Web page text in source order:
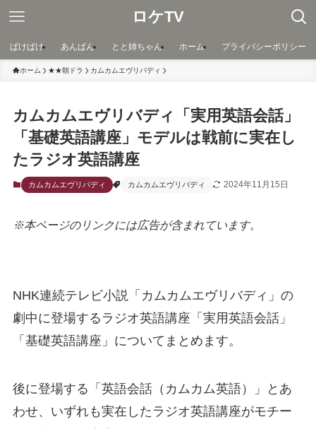
ロケTV
ばけばけ あんぱん とと姉ちゃん ホーム プライバシーポリシー
ホーム ★★朝ドラ カムカムエヴリバディ
カムカムエヴリバディ「実用英語会話」
「基礎英語講座」モデルは戦前に実在し
たラジオ英語講座
カムカムエヴリバディ カムカムエヴリバディ 2024年11月15日
※本ページのリンクには広告が含まれています。
NHK連続テレビ小説「カムカムエヴリバディ」の
劇中に登場するラジオ英語講座「実用英語会話」
「基礎英語講座」についてまとめます。
後に登場する「英語会話（カムカム英語）」とあ
わせ、いずれも実在したラジオ英語講座がモチー